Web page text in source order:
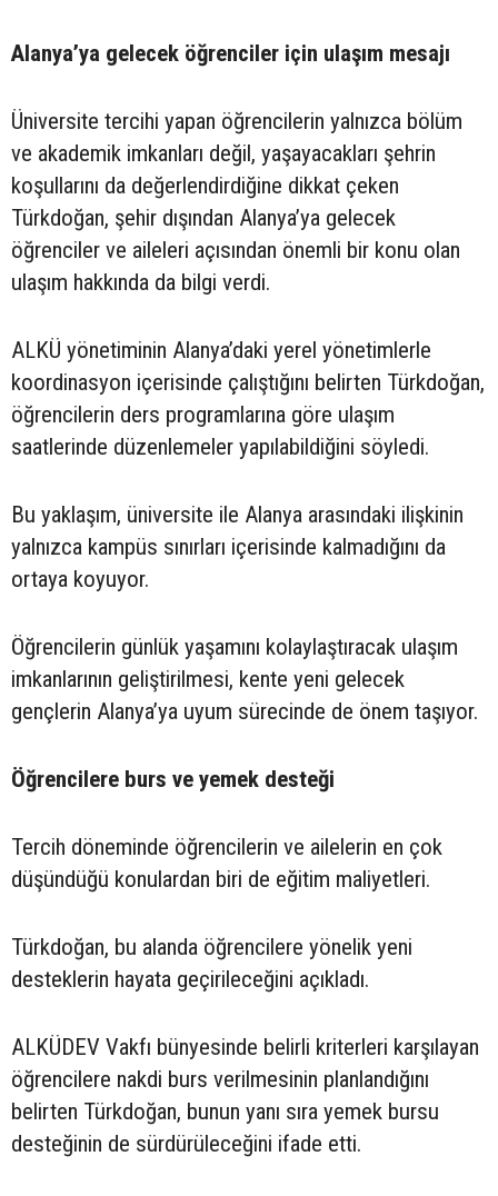
Alanya’ya gelecek öğrenciler için ulaşım mesajı
Üniversite tercihi yapan öğrencilerin yalnızca bölüm
ve akademik imkanları değil, yaşayacakları şehrin
koşullarını da değerlendirdiğine dikkat çeken
Türkdoğan, şehir dışından Alanya’ya gelecek
öğrenciler ve aileleri açısından önemli bir konu olan
ulaşım hakkında da bilgi verdi.
ALKÜ yönetiminin Alanya’daki yerel yönetimlerle
koordinasyon içerisinde çalıştığını belirten Türkdoğan,
öğrencilerin ders programlarına göre ulaşım
saatlerinde düzenlemeler yapılabildiğini söyledi.
Bu yaklaşım, üniversite ile Alanya arasındaki ilişkinin
yalnızca kampüs sınırları içerisinde kalmadığını da
ortaya koyuyor.
Öğrencilerin günlük yaşamını kolaylaştıracak ulaşım
imkanlarının geliştirilmesi, kente yeni gelecek
gençlerin Alanya’ya uyum sürecinde de önem taşıyor.
Öğrencilere burs ve yemek desteği
Tercih döneminde öğrencilerin ve ailelerin en çok
düşündüğü konulardan biri de eğitim maliyetleri.
Türkdoğan, bu alanda öğrencilere yönelik yeni
desteklerin hayata geçirileceğini açıkladı.
ALKÜDEV Vakfı bünyesinde belirli kriterleri karşılayan
öğrencilere nakdi burs verilmesinin planlandığını
belirten Türkdoğan, bunun yanı sıra yemek bursu
desteğinin de sürdürüleceğini ifade etti.